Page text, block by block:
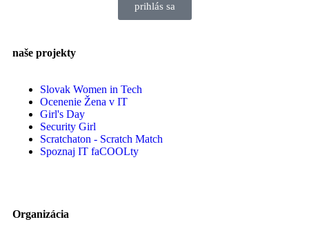
prihlás sa
naše projekty
Slovak Women in Tech
Ocenenie Žena v IT
Girl's Day
Security Girl
Scratchaton - Scratch Match
Spoznaj IT faCOOLty
Organizácia